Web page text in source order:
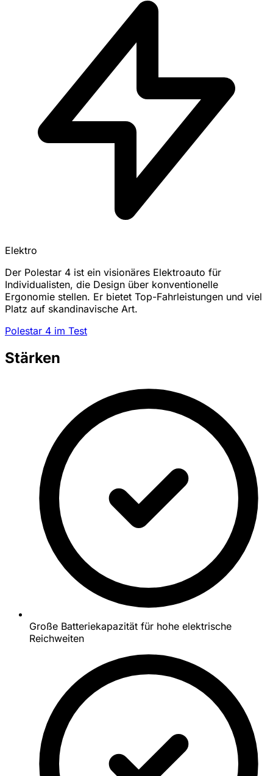
Elektro
Der Polestar 4 ist ein visionäres Elektroauto für
Individualisten, die Design über konventionelle
Ergonomie stellen. Er bietet Top-Fahrleistungen und viel
Platz auf skandinavische Art.
Polestar 4 im Test
Stärken
Große Batteriekapazität für hohe elektrische
Reichweiten